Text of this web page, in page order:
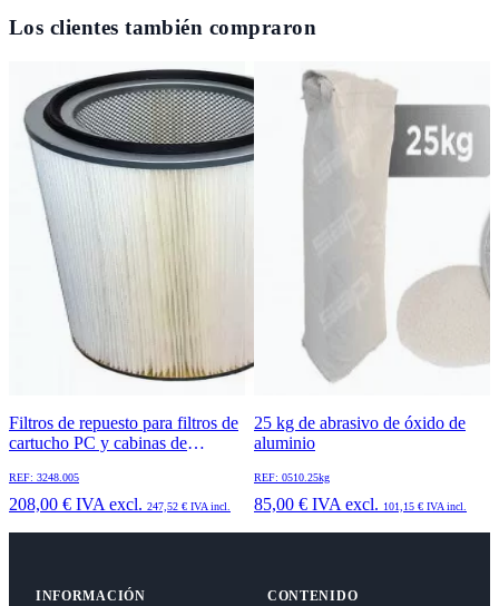
Los clientes también compraron
Filtros de repuesto para filtros de
cartucho PC y cabinas de
REF: 3248.005
208,00 € IVA excl. 247,52 € IVA incl.
25 kg de abrasivo de óxido de
aluminio
REF: 0510.25kg
85,00 € IVA excl. 101,15 € IVA incl.
INFORMACIÓN CONTENIDO